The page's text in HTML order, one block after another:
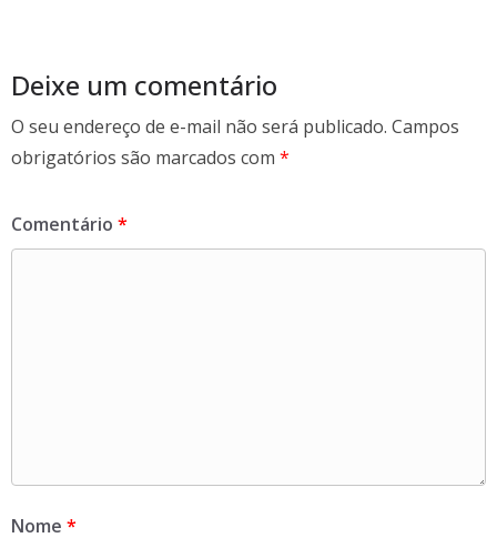
k
Deixe um comentário
O seu endereço de e-mail não será publicado. Campos
obrigatórios são marcados com *
Comentário *
Nome *